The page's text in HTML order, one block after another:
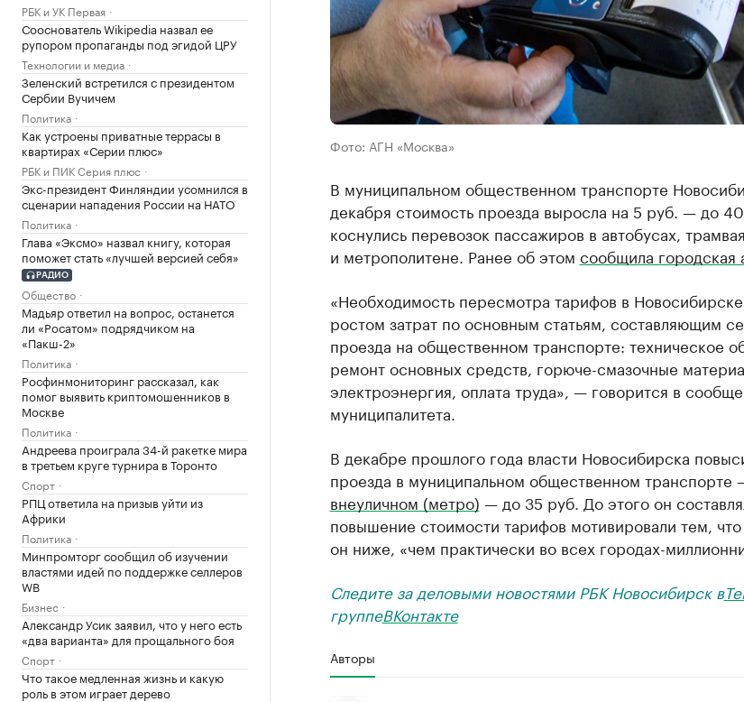
РБК и УК Первая
Сооснователь Wikipedia назвал ее
рупором пропаганды под эгидой ЦРУ
Технологии и медиа
Зеленский встретился с президентом
Сербии Вучичем
Политика
Как устроены приватные террасы в
квартирах «Серии плюс»
РБК и ПИК Серия плюс
Экс-президент Финляндии усомнился в
сценарии нападения России на НАТО
Политика
Глава «Эксмо» назвал книгу, которая
поможет стать «лучшей версией себя»
РАДИО
Общество
Мадьяр ответил на вопрос, останется
ли «Росатом» подрядчиком на
«Пакш-2»
Политика
Росфинмониторинг рассказал, как
помог выявить криптомошенников в
Москве
Политика
Андреева проиграла 34-й ракетке мира
в третьем круге турнира в Торонто
Спорт
РПЦ ответила на призыв уйти из
Африки
Политика
Минпромторг сообщил об изучении
властями идей по поддержке селлеров
WB
Бизнес
Александр Усик заявил, что у него есть
«два варианта» для прощального боя
Спорт
Что такое медленная жизнь и какую
роль в этом играет дерево
Фото: АГН «Москва»
В муниципальном общественном транспорте
декабря стоимость проезда выросла на 5 руб. — до
коснулись перевозок пассажиров в автобусах,
и метрополитене. Ранее об этом сообщила городская
«Необходимость пересмотра тарифов в
ростом затрат по основным статьям, составляющим
проезда на общественном транспорте: техническое
ремонт основных средств, горюче-смазочные
электроэнергия, оплата труда», — говорится в
муниципалитета.
В декабре прошлого года власти Новосибирска
проезда в муниципальном общественном транспорте
внеуличном (метро) — до 35 руб. До этого он
повышение стоимости тарифов мотивировали тем,
он ниже, «чем практически во всех городах-
Следите за деловыми новостями РБК Новосибирск в
группеВКонтакте
Авторы